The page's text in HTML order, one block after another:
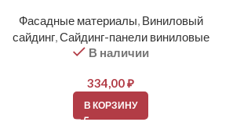
Фасадные материалы, Виниловый
сайдинг,Сайдинг-панели виниловые
В наличии
334,00₽
В КОРЗИНУ